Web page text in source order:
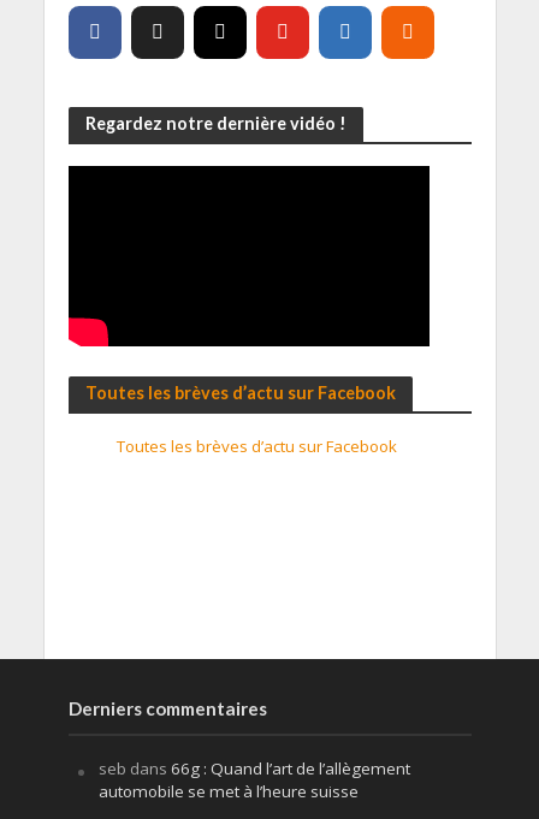
Regardez notre dernière vidéo !
Toutes les brèves d’actu sur Facebook
Toutes les brèves d’actu sur Facebook
Derniers commentaires
seb dans 66g : Quand l’art de l’allègement
automobile se met à l’heure suisse